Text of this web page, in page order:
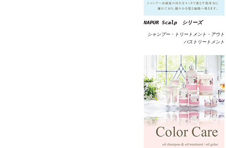
NAPUR Scalp シリーズ
シャンプー・トリートメント・アウト
バストリートメント